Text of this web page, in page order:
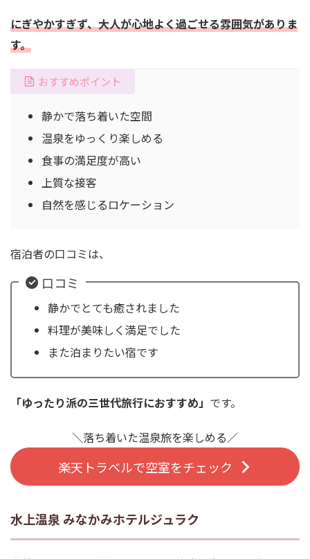
にぎやかすぎず、大人が心地よく過ごせる雰囲気がありま
す。
おすすめポイント
静かで落ち着いた空間
温泉をゆっくり楽しめる
食事の満足度が高い
上質な接客
自然を感じるロケーション
宿泊者の口コミは、
口コミ
静かでとても癒されました
料理が美味しく満足でした
また泊まりたい宿です
「ゆったり派の三世代旅行におすすめ」 です。
＼落ち着いた温泉旅を楽しめる／
楽天トラベルで空室をチェック
水上温泉 みなかみホテルジュラク